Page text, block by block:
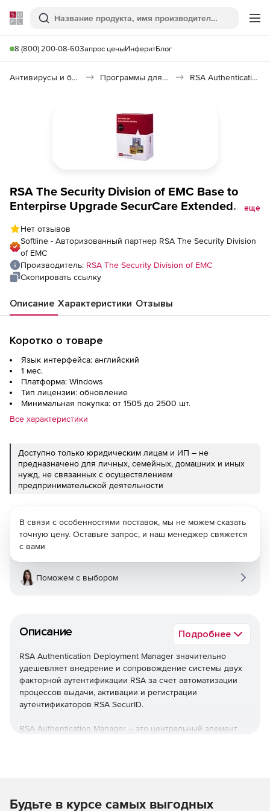
Softline
Поиск
8 (800) 200-08-60Запрос ценыИнферитБлог
Антивирусы и безопасность Программы для защиты информации RSA Authentication Manager
RSA The Security Division of EMC Base to
Enterpirse Upgrade SecurCare Extended
пользователей
еще
Нет отзывов
Softline - Авторизованный партнер RSA The Security Division
of EMC
Производитель: RSA The Security Division of EMC
Скопировать ссылку
Описание Характеристики Отзывы
Коротко о товаре
Язык интерфейса: английский
1 мес.
Платформа: Windows
Тип лицензии: обновление
Минимальная покупка: от 1505 до 2500 шт.
Все характеристики
Доступно только юридическим лицам и ИП – не
предназначено для личных, семейных, домашних и иных
нужд, не связанных с осуществлением
предпринимательской деятельности
Описание Подробнее
RSA Authentication Deployment Manager значительно
удешевляет внедрение и сопровождение системы двух
факторной аутентификации RSA за счет автоматизации
процессов выдачи, активации и регистрации
аутентификаторов RSA SecurID.
RSA Authentication Manager – это центральный элемент
В связи с особенностями поставок, мы не можем сказать
точную цену. Оставьте запрос, и наш менеджер свяжется
с вами
Поможем с выбором
Будьте в курсе самых выгодных